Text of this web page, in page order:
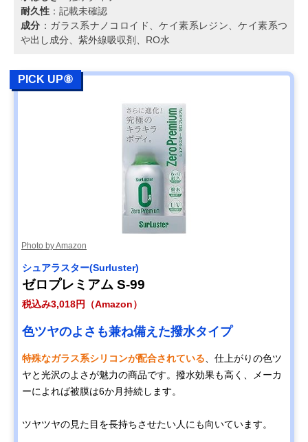
耐久性 ：記載未確認
成分 ：ガラス系ナノコロイド、ケイ素系レジン、ケイ素系つ
や出し成分、紫外線吸収剤、RO水
PICK UP⑧
Photo by Amazon
シュアラスター(Surluster)
ゼロプレミアム S-99
税込み3,018円（Amazon）
色ツヤのよさも兼ね備えた撥水タイプ
特殊なガラス系シリコンが配合されている 、仕上がりの色ツ
ヤと光沢のよさが魅力の商品です。撥水効果も高く、メーカ
ーによれば被膜は6か月持続します。
ツヤツヤの見た目を長持ちさせたい人にも向いています。